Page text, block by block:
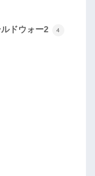
ドウォー2 4